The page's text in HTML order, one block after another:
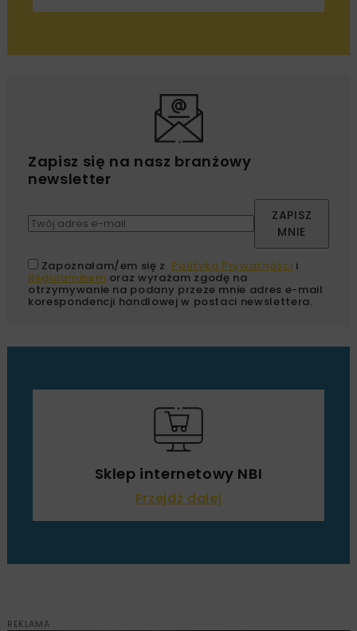
Zapisz się na nasz branżowy
newsletter
ZAPISZ
MNIE
Zapoznałam/em się z Polityką Prywatności i
Regulaminem oraz wyrażam zgodę na
otrzymywanie na podany przeze mnie adres e-mail
korespondencji handlowej w postaci newslettera.
Sklep internetowy NBI
Przejdź dalej
REKLAMA